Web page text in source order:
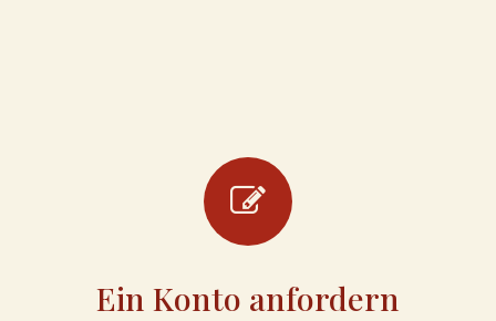
Ein Konto anfordern